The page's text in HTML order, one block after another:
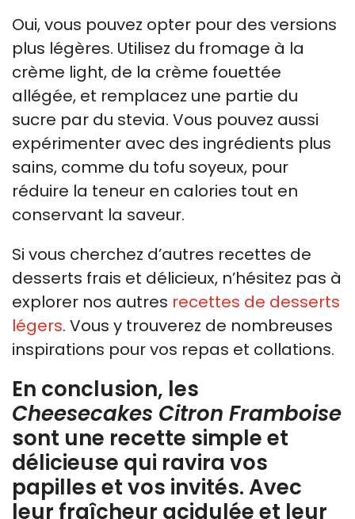
Oui, vous pouvez opter pour des versions
plus légères. Utilisez du fromage à la
crème light, de la crème fouettée
allégée, et remplacez une partie du
sucre par du stevia. Vous pouvez aussi
expérimenter avec des ingrédients plus
sains, comme du tofu soyeux, pour
réduire la teneur en calories tout en
conservant la saveur.
Si vous cherchez d’autres recettes de
desserts frais et délicieux, n’hésitez pas à
explorer nos autres recettes de desserts
légers. Vous y trouverez de nombreuses
inspirations pour vos repas et collations.
En conclusion, les
Cheesecakes Citron Framboise
sont une recette simple et
délicieuse qui ravira vos
papilles et vos invités. Avec
leur fraîcheur acidulée et leur